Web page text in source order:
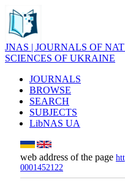
JNAS | JOURNALS OF
SCIENCES OF UKRAINE
JOURNALS
BROWSE
SEARCH
SUBJECTS
LibNAS UA
web address of the page
0001452122